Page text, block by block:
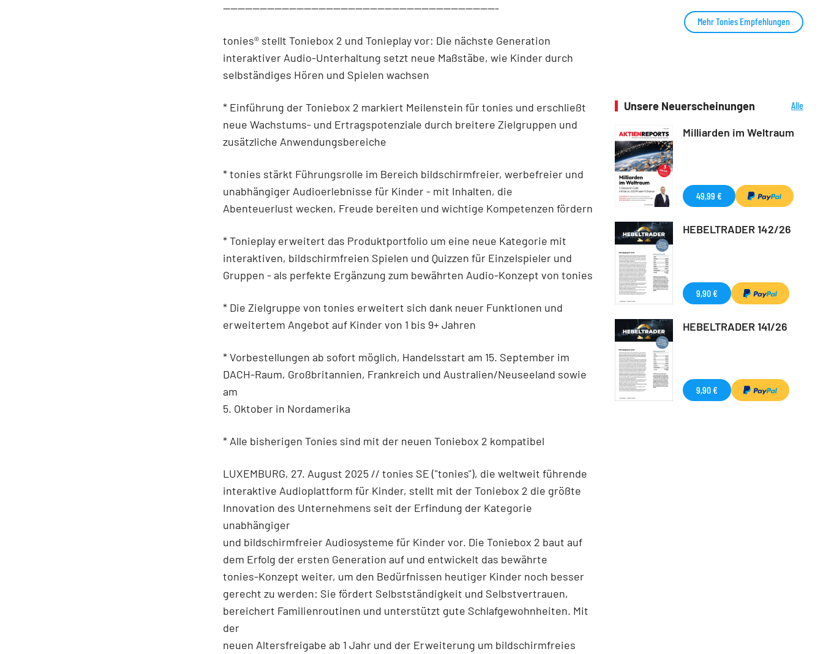
---------------------------------------------------------------------------
tonies® stellt Toniebox 2 und Tonieplay vor: Die nächste Generation
interaktiver Audio-Unterhaltung setzt neue Maßstäbe, wie Kinder durch
selbständiges Hören und Spielen wachsen
* Einführung der Toniebox 2 markiert Meilenstein für tonies und erschließt
neue Wachstums- und Ertragspotenziale durch breitere Zielgruppen und
zusätzliche Anwendungsbereiche
* tonies stärkt Führungsrolle im Bereich bildschirmfreier, werbefreier und
unabhängiger Audioerlebnisse für Kinder - mit Inhalten, die
Abenteuerlust wecken, Freude bereiten und wichtige Kompetenzen fördern
* Tonieplay erweitert das Produktportfolio um eine neue Kategorie mit
interaktiven, bildschirmfreien Spielen und Quizzen für Einzelspieler und
Gruppen - als perfekte Ergänzung zum bewährten Audio-Konzept von tonies
* Die Zielgruppe von tonies erweitert sich dank neuer Funktionen und
erweitertem Angebot auf Kinder von 1 bis 9+ Jahren
* Vorbestellungen ab sofort möglich, Handelsstart am 15. September im
DACH-Raum, Großbritannien, Frankreich und Australien/Neuseeland sowie
am
5. Oktober in Nordamerika
* Alle bisherigen Tonies sind mit der neuen Toniebox 2 kompatibel
LUXEMBURG, 27. August 2025 // tonies SE ("tonies"), die weltweit führende
interaktive Audioplattform für Kinder, stellt mit der Toniebox 2 die größte
Innovation des Unternehmens seit der Erfindung der Kategorie
unabhängiger
und bildschirmfreier Audiosysteme für Kinder vor. Die Toniebox 2 baut auf
dem Erfolg der ersten Generation auf und entwickelt das bewährte
tonies-Konzept weiter, um den Bedürfnissen heutiger Kinder noch besser
gerecht zu werden: Sie fördert Selbstständigkeit und Selbstvertrauen,
bereichert Familienroutinen und unterstützt gute Schlafgewohnheiten. Mit
der
neuen Altersfreigabe ab 1 Jahr und der Erweiterung um bildschirmfreies
Mehr Tonies Empfehlungen
Unsere Neuerscheinungen
Alle
Milliarden im Weltraum
49,99 €
HEBELTRADER 142/26
9,90 €
HEBELTRADER 141/26
9,90 €